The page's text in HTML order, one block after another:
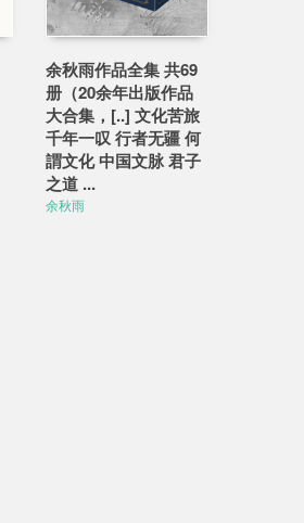
余秋雨作品全集 共69
册（20余年出版作品
大合集，[..] 文化苦旅
千年一叹 行者无疆 何
謂文化 中国文脉 君子
之道 ...
余秋雨